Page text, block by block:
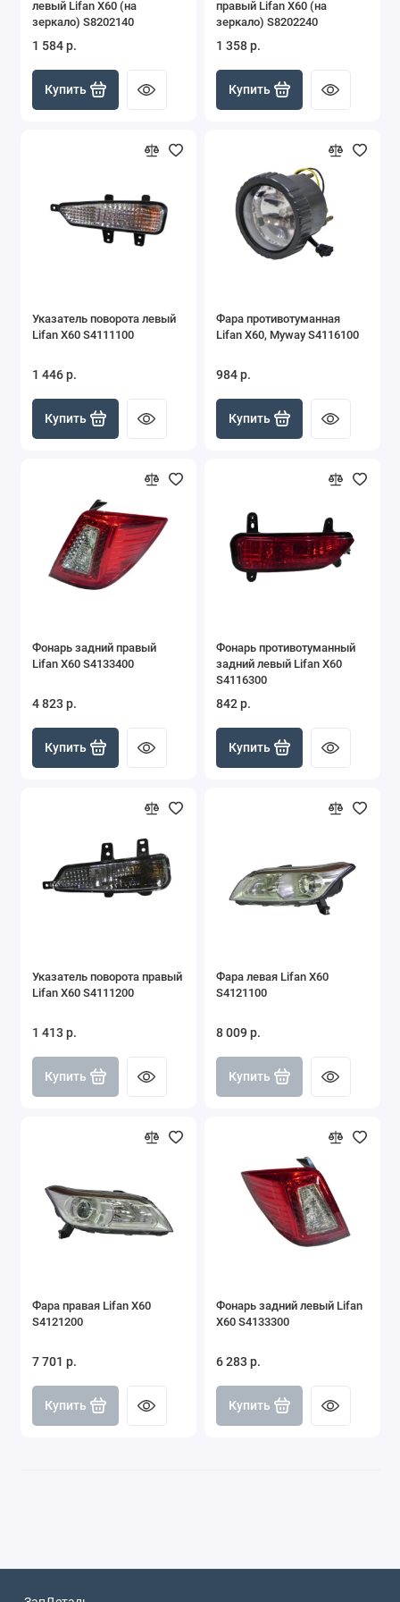
левый Lifan X60 (на
зеркало) S8202140
1 584 р.
Купить
правый Lifan X60 (на
зеркало) S8202240
1 358 р.
Купить
Указатель поворота левый
Lifan X60 S4111100
1 446 р.
Купить
Фара противотуманная
Lifan X60, Myway S4116100
984 р.
Купить
Фонарь задний правый
Lifan X60 S4133400
4 823 р.
Купить
Фонарь противотуманный
задний левый Lifan X60
S4116300
842 р.
Купить
Указатель поворота правый
Lifan X60 S4111200
1 413 р.
Купить
Фара левая Lifan X60
S4121100
8 009 р.
Купить
Фара правая Lifan X60
S4121200
7 701 р.
Купить
Фонарь задний левый Lifan
X60 S4133300
6 283 р.
Купить